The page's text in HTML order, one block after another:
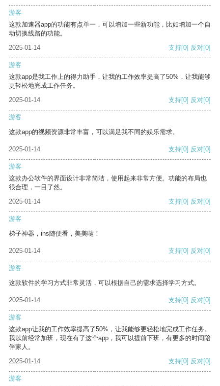
游客
这款加速器app的功能有点单一，可以增加一些新功能，比如增加一个自
动切换线路的功能。
2025-01-14
支持[0] 反对[0]
游客
这款app是我工作上的得力助手，让我的工作效率提高了50%，让我能够
更轻松地完成工作任务。
2025-01-14
支持[0] 反对[0]
游客
这款app的视频资源非常丰富，可以满足我不同的娱乐需求。
2025-01-14 支持[0] 反对[0]
游客
这款办公软件的界面设计非常简洁，使用起来非常方便。功能的布局也
很合理，一目了然。
2025-01-14
支持[0] 反对[0]
游客
梯子神器，ins随便看，美美哒！
2025-01-14 支持[0] 反对[0]
游客
这款软件的学习方式非常灵活，可以根据自己的需求选择学习方式。
2025-01-14 支持[0] 反对[0]
游客
这款app让我的工作效率提高了50%，让我能够更轻松地完成工作任务。
我以前经常加班，现在有了这个app，我可以提前下班，有更多的时间陪
伴家人。
2025-01-14
支持[0] 反对[0]
游客